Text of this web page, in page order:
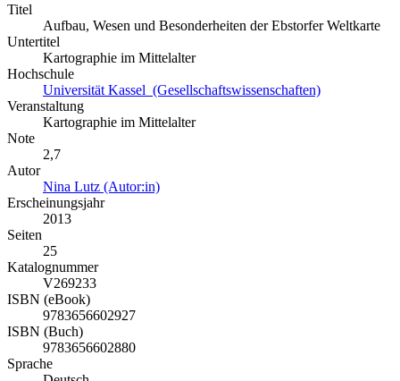
Titel
Aufbau, Wesen und Besonderheiten der Ebstorfer Weltkarte
Untertitel
Kartographie im Mittelalter
Hochschule
Universität Kassel (Gesellschaftswissenschaften)
Veranstaltung
Kartographie im Mittelalter
Note
2,7
Autor
Nina Lutz (Autor:in)
Erscheinungsjahr
2013
Seiten
25
Katalognummer
V269233
ISBN (eBook)
9783656602927
ISBN (Buch)
9783656602880
Sprache